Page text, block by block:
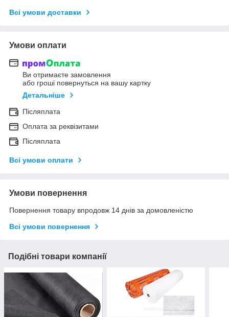
Всі умови доставки
Умови оплати
Ви отримаєте замовлення
або гроші повернуться на вашу картку
Детальніше
Післяплата
Оплата за реквізитами
Післяплата
Всі умови оплати
Умови повернення
Повернення товару впродовж 14 днів за домовленістю
Всі умови повернення
Подібні товари компанії